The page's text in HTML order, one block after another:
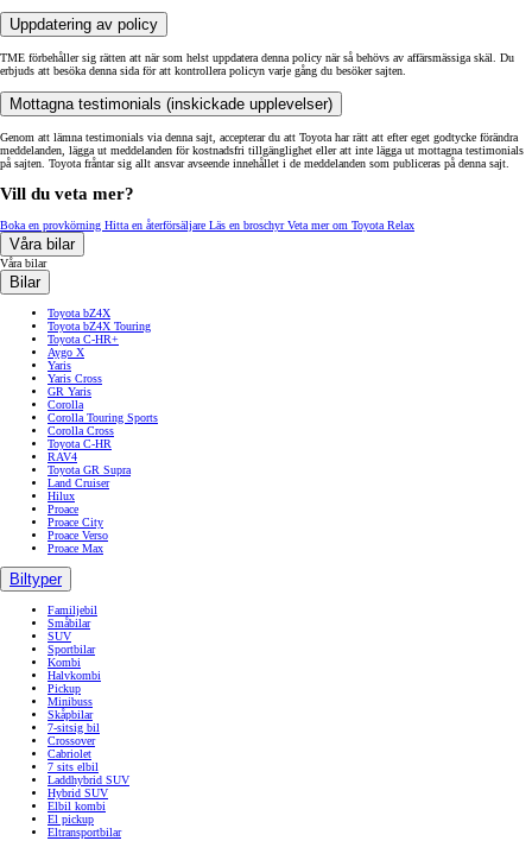
Uppdatering av policy
TME förbehåller sig rätten att när som helst uppdatera denna policy när så behövs av affärsmässiga skäl. Du
erbjuds att besöka denna sida för att kontrollera policyn varje gång du besöker sajten.
Mottagna testimonials (inskickade upplevelser)
Genom att lämna testimonials via denna sajt, accepterar du att Toyota har rätt att efter eget godtycke förändra
meddelanden, lägga ut meddelanden för kostnadsfri tillgänglighet eller att inte lägga ut mottagna testimonials
på sajten. Toyota fråntar sig allt ansvar avseende innehållet i de meddelanden som publiceras på denna sajt.
Vill du veta mer?
Boka en provkörning Hitta en återförsäljare Läs en broschyrVeta mer om Toyota Relax
Våra bilar
Våra bilar
Bilar
Toyota bZ4X
Toyota bZ4X Touring
Toyota C-HR+
Aygo X
Yaris
Yaris Cross
GR Yaris
Corolla
Corolla Touring Sports
Corolla Cross
Toyota C-HR
RAV4
Toyota GR Supra
Land Cruiser
Hilux
Proace
Proace City
Proace Verso
Proace Max
Biltyper
Familjebil
Småbilar
SUV
Sportbilar
Kombi
Halvkombi
Pickup
Minibuss
Skåpbilar
7-sitsig bil
Crossover
Cabriolet
7 sits elbil
Laddhybrid SUV
Hybrid SUV
Elbil kombi
El pickup
Eltransportbilar